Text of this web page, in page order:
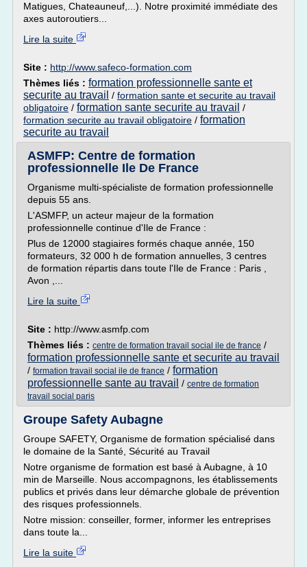
Matigues, Chateauneuf,...). Notre proximité immédiate des
axes autoroutiers...
Lire la suite
Site : http://www.safeco-formation.com
Thèmes liés : formation professionnelle sante et
securite au travail / formation sante et securite au travail
obligatoire / formation sante securite au travail /
formation securite au travail obligatoire / formation
securite au travail
ASMFP: Centre de formation
professionnelle Ile De France
Organisme multi-spécialiste de formation professionnelle
depuis 55 ans.
L'ASMFP, un acteur majeur de la formation
professionnelle continue d'Ile de France :
Plus de 12000 stagiaires formés chaque année, 150
formateurs, 32 000 h de formation annuelles, 3 centres
de formation répartis dans toute l'Ile de France : Paris ,
Avon ,...
Lire la suite
Site : http://www.asmfp.com
Thèmes liés : centre de formation travail social ile de france /
formation professionnelle sante et securite au travail
/ formation travail social ile de france / formation
professionnelle sante au travail / centre de formation
travail social paris
Groupe Safety Aubagne
Groupe SAFETY, Organisme de formation spécialisé dans
le domaine de la Santé, Sécurité au Travail
Notre organisme de formation est basé à Aubagne, à 10
min de Marseille. Nous accompagnons, les établissements
publics et privés dans leur démarche globale de prévention
des risques professionnels.
Notre mission: conseiller, former, informer les entreprises
dans toute la...
Lire la suite